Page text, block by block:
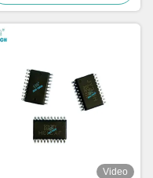
Video